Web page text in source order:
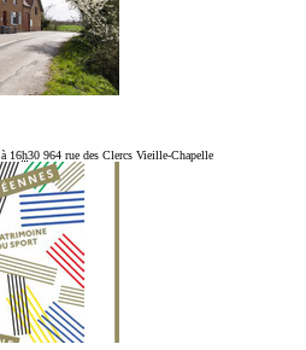
à 16h30 964 rue des Clercs Vieille-Chapelle